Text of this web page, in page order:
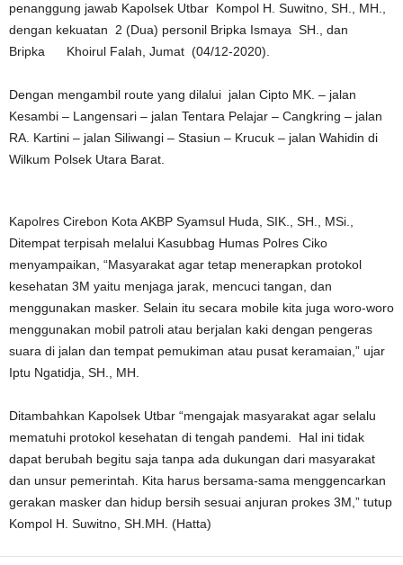
penanggung jawab Kapolsek Utbar Kompol H. Suwitno, SH., MH.,
dengan kekuatan 2 (Dua) personil Bripka Ismaya SH., dan
Bripka Khoirul Falah, Jumat (04/12-2020).
Dengan mengambil route yang dilalui jalan Cipto MK. – jalan
Kesambi – Langensari – jalan Tentara Pelajar – Cangkring – jalan
RA. Kartini – jalan Siliwangi – Stasiun – Krucuk – jalan Wahidin di
Wilkum Polsek Utara Barat.
Kapolres Cirebon Kota AKBP Syamsul Huda, SIK., SH., MSi.,
Ditempat terpisah melalui Kasubbag Humas Polres Ciko
menyampaikan, “Masyarakat agar tetap menerapkan protokol
kesehatan 3M yaitu menjaga jarak, mencuci tangan, dan
menggunakan masker. Selain itu secara mobile kita juga woro-woro
menggunakan mobil patroli atau berjalan kaki dengan pengeras
suara di jalan dan tempat pemukiman atau pusat keramaian,” ujar
Iptu Ngatidja, SH., MH.
Ditambahkan Kapolsek Utbar “mengajak masyarakat agar selalu
mematuhi protokol kesehatan di tengah pandemi. Hal ini tidak
dapat berubah begitu saja tanpa ada dukungan dari masyarakat
dan unsur pemerintah. Kita harus bersama-sama menggencarkan
gerakan masker dan hidup bersih sesuai anjuran prokes 3M,” tutup
Kompol H. Suwitno, SH.MH. (Hatta)